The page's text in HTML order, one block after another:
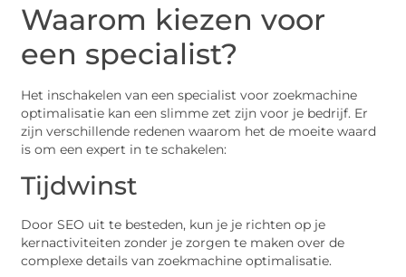
Waarom kiezen voor
een specialist?
Het inschakelen van een specialist voor zoekmachine
optimalisatie kan een slimme zet zijn voor je bedrijf. Er
zijn verschillende redenen waarom het de moeite waard
is om een expert in te schakelen:
Tijdwinst
Door SEO uit te besteden, kun je je richten op je
kernactiviteiten zonder je zorgen te maken over de
complexe details van zoekmachine optimalisatie.